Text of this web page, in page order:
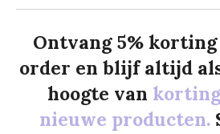
Ontvang 5%
order en blijf altijd
hoogte van
nieuwe producten.